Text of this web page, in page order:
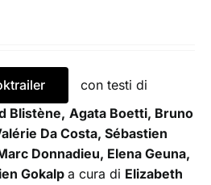
con testi di
Blistène, Agata Boetti, Bruno
Da Costa, Sébastien
Donnadieu, Elena Geuna,
Gokalpa cura di Elizabeth